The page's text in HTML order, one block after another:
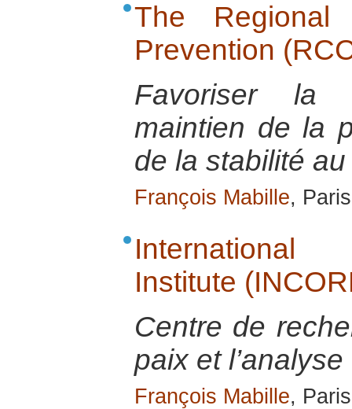
The
Prevention
Favoriser la
maintien de la
de la stabilité
François Mabille,
International
Institute
Centre de
paix et
François Mabille,